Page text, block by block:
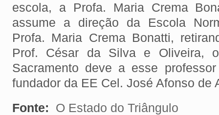
escola, a Profa. Maria Crema
assume a direção da Escola
Profa. Maria Crema Bonatti,
Prof. César da Silva e Oliveira,
Sacramento deve a esse
fundador da EE Cel. José Afonso de
Fonte:
O Estado do Triângulo